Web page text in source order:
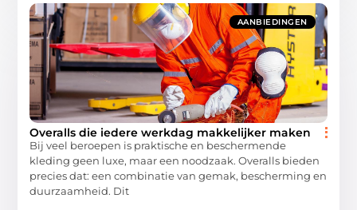
AANBIEDINGEN
Overalls die iedere werkdag makkelijker maken
Bij veel beroepen is praktische en beschermende
kleding geen luxe, maar een noodzaak. Overalls bieden
precies dat: een combinatie van gemak, bescherming en
duurzaamheid. Dit